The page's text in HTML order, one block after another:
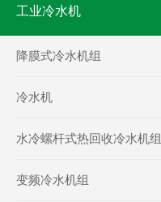
工业冷水机
降膜式冷水机组
冷水机
水冷螺杆式热回收冷水机组
变频冷水机组